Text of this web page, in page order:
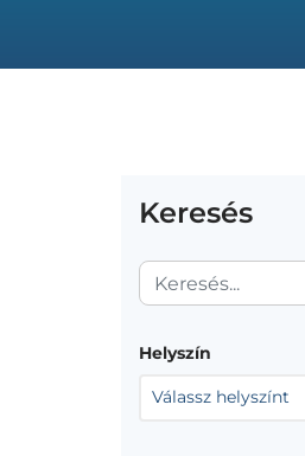
Keresés
Helyszín
Válassz helyszínt